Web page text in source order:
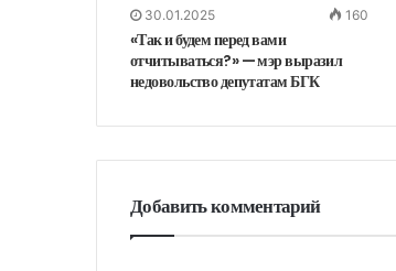
30.01.2025 160
«Так и будем перед вами
отчитываться?» — мэр выразил
недовольство депутатам БГК
Добавить комментарий